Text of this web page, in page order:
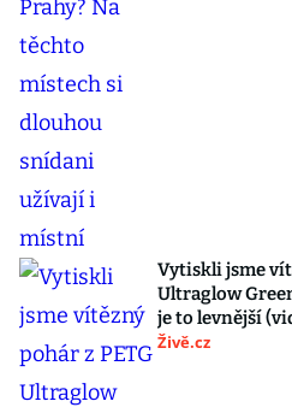
Vytiskli jsme
Ultraglow
je to levnější
Živě.cz